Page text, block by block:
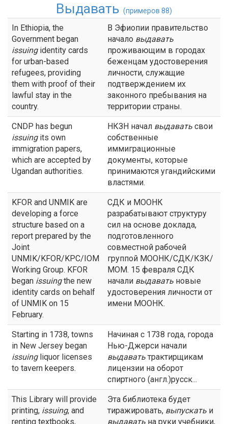
Выдавать (примеров 88)
In Ethiopia, the
Government began
issuingidentity cards
for urban-based
refugees, providing
them with proof of their
lawful stay in the
country.
В Эфиопии правительство
начало выдавать
проживающим в городах
беженцам удостоверения
личности, служащие
подтверждением их
законного пребывания на
территории страны.
CNDP has begun
issuingits own
immigration papers,
which are accepted by
Ugandan authorities.
НКЗН начал выдавать свои
собственные
иммиграционные
документы, которые
принимаются угандийскими
властями.
KFOR and UNMIK are
developing a force
structure based on a
report prepared by the
Joint
UNMIK/KFOR/KPC/IOM
Working Group. KFOR
began issuingthe new
identity cards on behalf
of UNMIK on 15
February.
СДК и МООНК
разрабатывают структуру
сил на основе доклада,
подготовленного
совместной рабочей
группой МООНК/СДК/КЗК/
МОМ. 15 февраля СДК
начали выдавать новые
удостоверения личности от
имени МООНК.
Starting in 1738, towns
in New Jersey began
issuingliquor licenses
to tavern keepers.
Начиная с 1738 года, города
Нью-Джерси начали
выдавать трактирщикам
лицензии на оборот
спиртного (англ.)русск...
This Library will provide
printing, issuing, and
renting textbooks,
Эта библиотека будет
тиражировать, выпускать и
выдавать на руки учебники,